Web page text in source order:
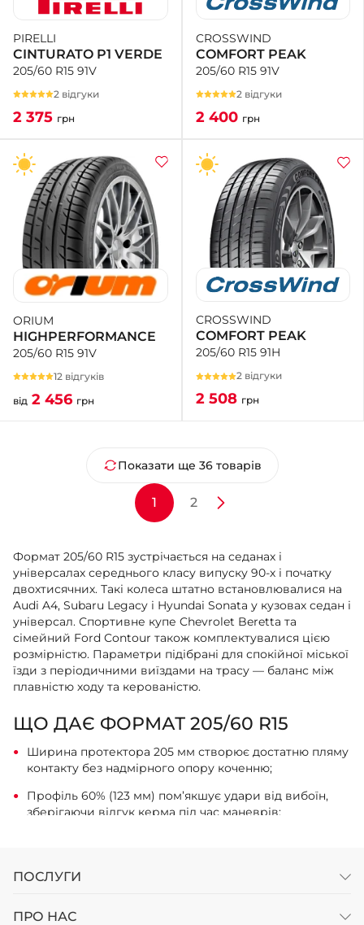
PIRELLI
CINTURATO P1 VERDE
205/60 R15 91V
2 відгуки
2 375 грн
CROSSWIND
COMFORT PEAK
205/60 R15 91V
2 відгуки
2 400 грн
ORIUM
HIGHPERFORMANCE
205/60 R15 91V
12 відгуків
від 2 456 грн
CROSSWIND
COMFORT PEAK
205/60 R15 91H
2 відгуки
2 508 грн
Показати ще 36 товарів
1 2
Формат 205/60 R15 зустрічається на седанах і
універсалах середнього класу випуску 90-х і початку
двохтисячних. Такі колеса штатно встановлювалися на
Audi A4, Subaru Legacy і Hyundai Sonata у кузовах седан і
універсал. Спортивне купе Chevrolet Beretta та
сімейний Ford Contour також комплектувалися цією
розмірністю. Параметри підібрані для спокійної міської
їзди з періодичними виїздами на трасу — баланс між
плавністю ходу та керованістю.
ЩО ДАЄ ФОРМАТ 205/60 R15
Ширина протектора 205 мм створює достатню пляму
контакту без надмірного опору коченню;
Профіль 60% (123 мм) пом’якшує удари від вибоїн,
зберігаючи відгук керма під час маневрів;
Загальний діаметр колеса 627 мм підходить для
трансмісії.
ПОСЛУГИ
ПРО НАС